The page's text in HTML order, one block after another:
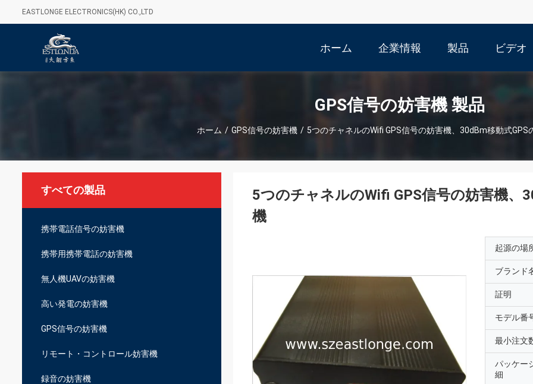
EASTLONGE ELECTRONICS(HK) CO.,LTD
ホーム 企業情報 製品 ビデオ
GPS信号の妨害機 製品
ホーム / GPS信号の妨害機 / 5つのチャネルのWifi GPS信号の妨害機、30dBm移動式GPS
すべての製品
携帯電話信号の妨害機
携帯用携帯電話の妨害機
無人機UAVの妨害機
高い発電の妨害機
GPS信号の妨害機
リモート・コントロール妨害機
録音の妨害機
5つのチャネルのWifi GPS信号の妨害機、
機
起源の場
ブランド
証明
モデル番
最小注文
パッケー
細